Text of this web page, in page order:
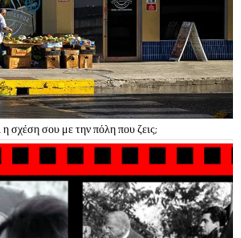
σχέση σου με την πόλη που ζεις;